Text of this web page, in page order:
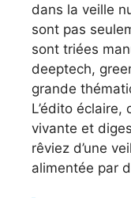
dans la veille
sont pas
sont triées
deeptech,
grande
L’édito
vivante et
rêviez d’une
alimentée par